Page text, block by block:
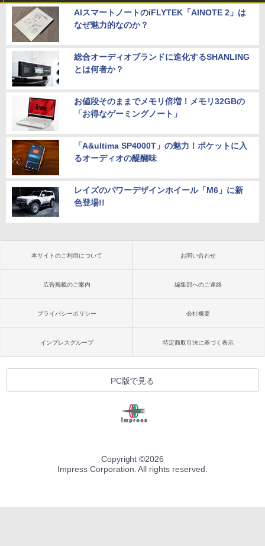
AIスマートノートのiFLYTEK「AINOTE 2」は
なぜ魅力的なのか？
総合オーディオブランドに進化するSHANLING
とは何者か？
お値段そのままでメモリ倍増！メモリ32GBの
「お得なゲーミングノート」
「A&ultima SP4000T」の魅力！ポケットに入
るオーディオの醍醐味
レイズのパワーデザインホイール「M6」に新
色登場!!
本サイトのご利用について お問い合わせ
広告掲載のご案内 編集部へのご連絡
プライバシーポリシー 会社概要
インプレスグループ 特定商取引法に基づく表示
PC版で見る
Copyright ©2026
Impress Corporation. All rights reserved.